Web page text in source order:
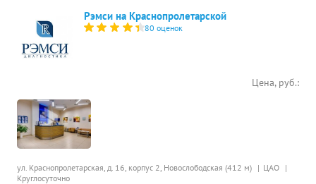
Рэмси на Краснопролетарской
80 оценок
ул. Краснопролетарская, д. 16, корпус 2, Новослободская (412 м)
ЦАО
Круглосуточно
Цена, руб.: